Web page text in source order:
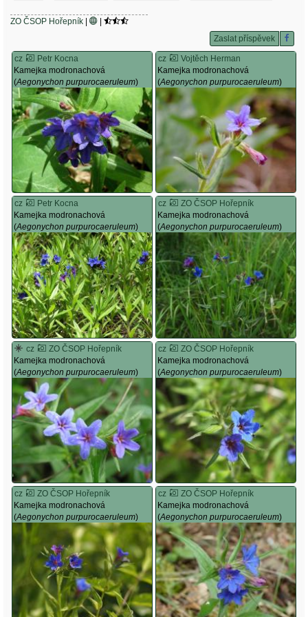
ZO ČSOP Hořepník |
|
Zaslat příspěvek
cz
Petr Kocna
Kamejka modronachová
(Aegonychon purpurocaeruleum)
cz
Vojtěch Herman
Kamejka modronachová
(Aegonychon purpurocaeruleum)
cz
Petr Kocna
Kamejka modronachová
(Aegonychon purpurocaeruleum)
cz
ZO ČSOP Hořepník
Kamejka modronachová
(Aegonychon purpurocaeruleum)
cz
ZO ČSOP Hořepník
Kamejka modronachová
(Aegonychon purpurocaeruleum)
cz
ZO ČSOP Hořepník
Kamejka modronachová
(Aegonychon purpurocaeruleum)
cz
ZO ČSOP Hořepník
Kamejka modronachová
(Aegonychon purpurocaeruleum)
cz
ZO ČSOP Hořepník
Kamejka modronachová
(Aegonychon purpurocaeruleum)